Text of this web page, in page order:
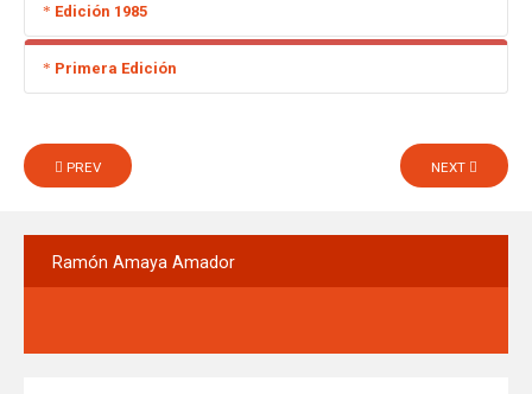
Quinta edición
Tegucigalpa 1989
Portada: Los herreros de Ilamatepeque, óleo de Moisés Becerra
Edición 1985
Baktum Editorial
Portada: Los herreros de Ilamatepeque, óleo de Moisés Becerra
Interiores: Tintas de Dagoberto Posadas
Primera Edición
Primera edición
Tegucigalpa 1958
PREV NEXT
Ramón Amaya Amador